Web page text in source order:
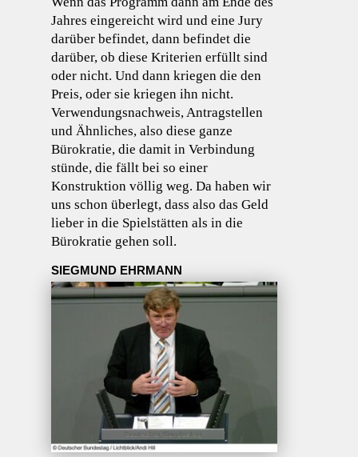
Jahres eingereicht wird und eine Jury
darüber befindet, dann befindet die
darüber, ob diese Kriterien erfüllt sind
oder nicht. Und dann kriegen die den
Preis, oder sie kriegen ihn nicht.
Verwendungsnachweis, Antragstellen
und Ähnliches, also diese ganze
Bürokratie, die damit in Verbindung
stünde, die fällt bei so einer
Konstruktion völlig weg. Da haben wir
uns schon überlegt, dass also das Geld
lieber in die Spielstätten als in die
Bürokratie gehen soll.
SIEGMUND EHRMANN